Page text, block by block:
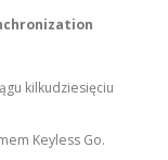
kilkudziesięciu
Keyless Go.